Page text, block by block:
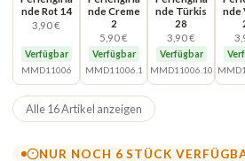
nde Rot 14
3,90 €
Verfügbar
MMD11006
nde Creme
2
5,90 €
Verfügbar
MMD11006.1
nde Türkis
28
3,90 €
Verfügbar
MMD11006.10
nde
Alle 16 Artikel anzeigen
NUR NOCH 6 STÜCK